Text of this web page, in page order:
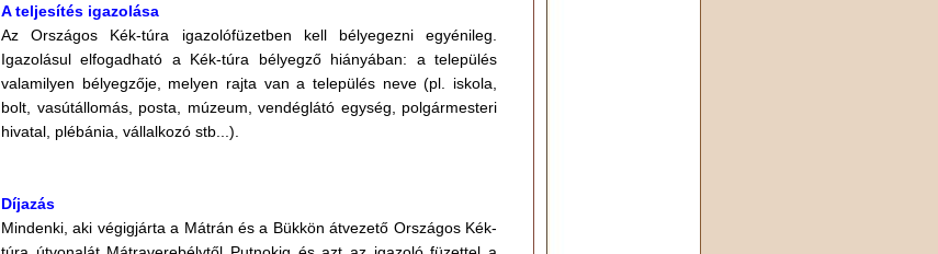
A teljesítés igazolása
Az Országos Kék-túra igazolófüzetben kell bélyegezni egyénileg.
Igazolásul elfogadható a Kék-túra bélyegző hiányában: a település
valamilyen bélyegzője, melyen rajta van a település neve (pl. iskola,
bolt, vasútállomás, posta, múzeum, vendéglátó egység, polgármesteri
hivatal, plébánia, vállalkozó stb...).
Díjazás
Mindenki, aki végigjárta a Mátrán és a Bükkön átvezető Országos Kék-